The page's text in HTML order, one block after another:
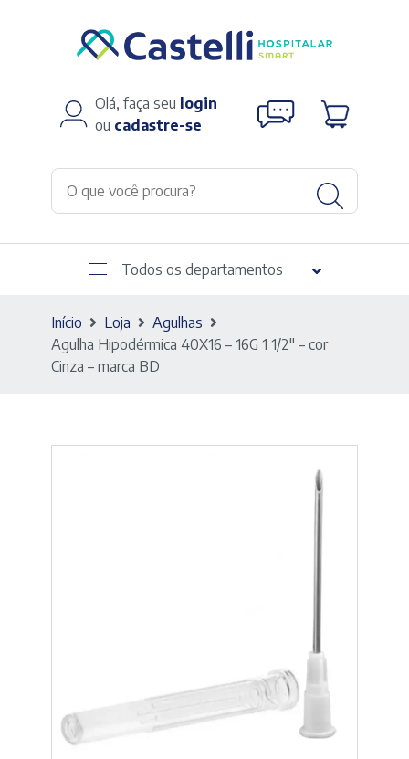
Olá, faça seu login
ou cadastre-se
Todos os departamentos
Início Loja
Agulhas
Agulha Hipodérmica 40X16 – 16G 1 1/2″ – cor
Cinza – marca BD